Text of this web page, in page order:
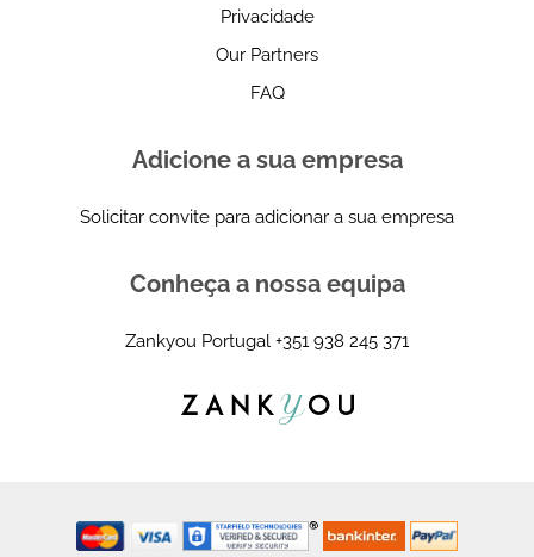
Privacidade
Our Partners
FAQ
Adicione a sua empresa
Solicitar convite para adicionar a sua empresa
Conheça a nossa equipa
Zankyou Portugal +351 938 245 371